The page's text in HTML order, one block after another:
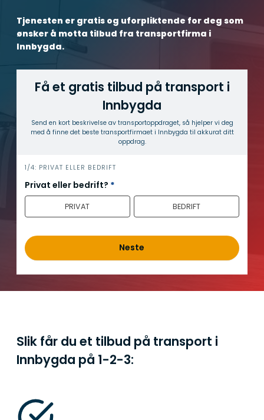
Tjenesten er gratis og uforpliktende for deg som
ønsker å motta tilbud fra transportfirma i
Innbygda.
Få et gratis tilbud på transport i
Innbygda
Send en kort beskrivelse av transport­oppdraget, så hjelper vi deg
med å finne det beste transport­firmaet i Innbygda til akkurat ditt
oppdrag.
h
e
r
1/4: PRIVAT ELLER BEDRIFT
Privat eller bedrift? *
PRIVAT BEDRIFT
Neste
Slik får du et tilbud på transport i
Innbygda på 1-2-3: